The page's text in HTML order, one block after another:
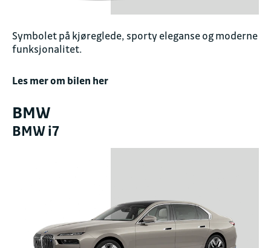
Symbolet på kjøreglede, sporty eleganse og moderne
funksjonalitet.
Les mer om bilen her
BMW
BMW i7